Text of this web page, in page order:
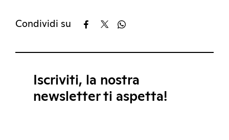
Condividi su
Iscriviti, la nostra
newsletter ti aspetta!